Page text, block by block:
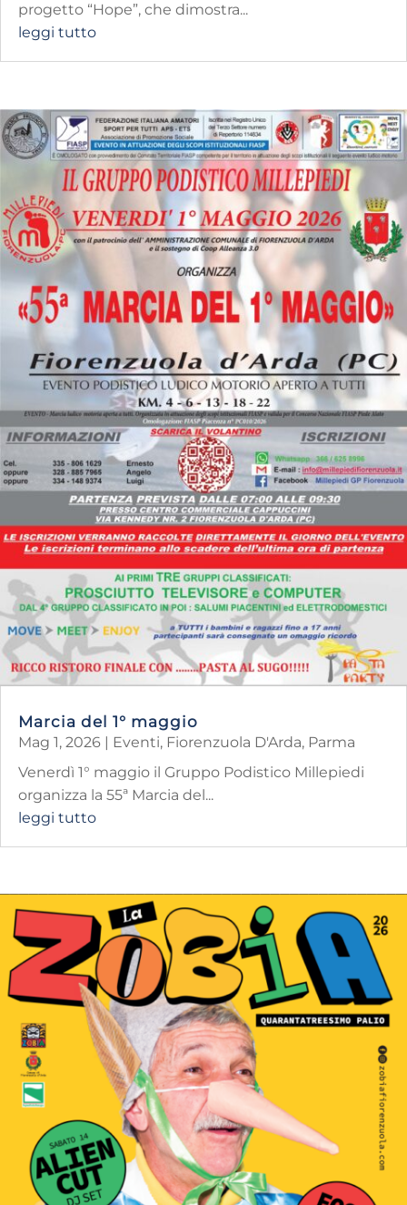
progetto “Hope”, che dimostra...
leggi tutto
Marcia del 1° maggio
Mag 1, 2026 | Eventi, Fiorenzuola D'Arda, Parma
Venerdì 1° maggio il Gruppo Podistico Millepiedi
organizza la 55ª Marcia del...
leggi tutto